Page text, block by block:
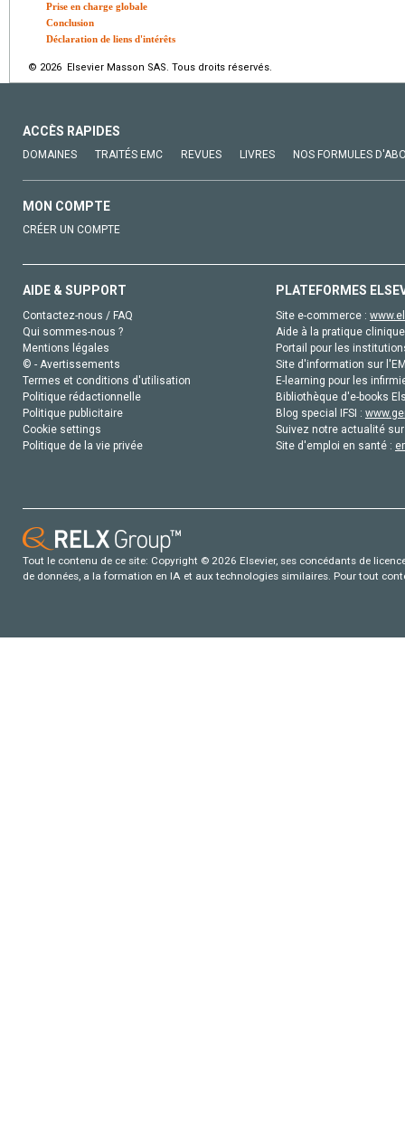
Prise en charge globale
Conclusion
Déclaration de liens d'intérêts
© 2026 Elsevier Masson SAS. Tous droits réservés.
ACCÈS RAPIDES
DOMAINES TRAITÉS EMC REVUES LIVRES NOS FORMULES
MON COMPTE
CRÉER UN COMPTE
AIDE & SUPPORT
Contactez-nous / FAQ
Qui sommes-nous ?
Mentions légales
© - Avertissements
Termes et conditions d'utilisation
Politique rédactionnelle
Politique publicitaire
Cookie settings
Politique de la vie privée
PLATEFORMES
Site e-commerce :
Aide à la pratique
Portail pour les
Site d'information sur
E-learning pour les
Bibliothèque d'e-books
Blog special IFSI :
Suivez notre actualité
Site d'emploi en santé :
Tout le contenu de ce site: Copyright © 2026 Elsevier, ses concédants de
de données, a la formation en IA et aux technologies similaires. Pour tout